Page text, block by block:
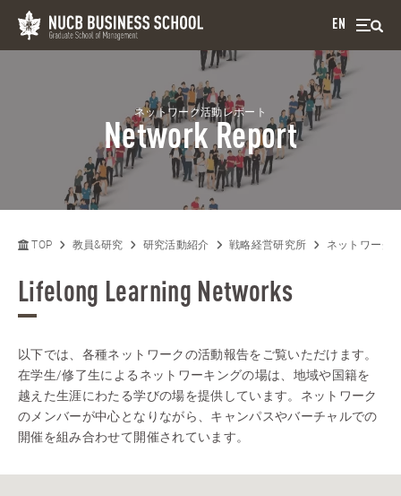
EN
ネットワーク活動レポート
Network Report
TOP 教員&研究 研究活動紹介 戦略経営研究所 ネットワーク
Lifelong Learning Networks
以下では、各種ネットワークの活動報告をご覧いただけます。
在学生/修了生によるネットワーキングの場は、地域や国籍を
越えた生涯にわたる学びの場を提供しています。ネットワーク
のメンバーが中心となりながら、キャンパスやバーチャルでの
開催を組み合わせて開催されています。